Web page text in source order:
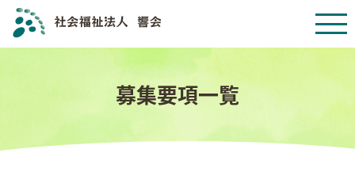
募集要項一覧